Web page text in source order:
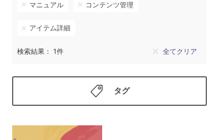
マニュアル コンテンツ管理
アイテム詳細
検索結果： 1件 全てクリア
タグ